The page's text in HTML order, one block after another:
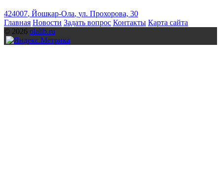
424007, Йошкар-Ола, ул. Прохорова, 30
Главная Новости Задать вопрос Контакты Карта сайта
© 2026 olalib.ru